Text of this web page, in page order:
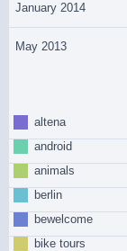
January 2014
May 2013
altena
android
animals
berlin
bewelcome
bike tours